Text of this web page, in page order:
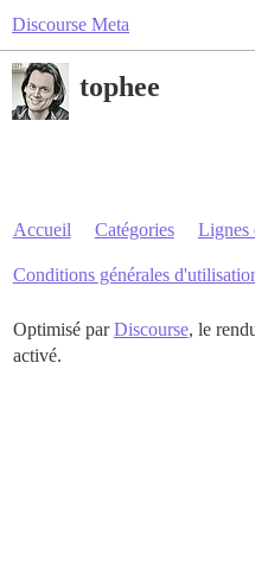
Discourse Meta
tophee
Accueil Catégories Lignes
Conditions générales
Optimisé parDiscourse, le
activé.